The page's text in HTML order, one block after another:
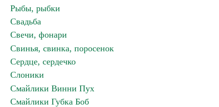
Рыбы, рыбки
Свадьба
Свечи, фонари
Свинья, свинка, поросенок
Сердце, сердечко
Слоники
Смайлики Винни Пух
Смайлики Губка Боб